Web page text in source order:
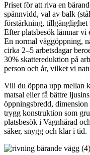
Priset för att riva en
spännvidd, val av balk
förstärkning, tillgänglighet
Efter platsbesök lämnar vi
En normal väggöppning,
cirka 2–5 arbetsdagar
30% skattereduktion på
person och år, vilket vi
Vill du öppna upp mellan
matsal eller få bättre
öppningsbredd, dimension
trygg konstruktion som
platsbesök i Vagnhärad
säker, snygg och klar i tid.